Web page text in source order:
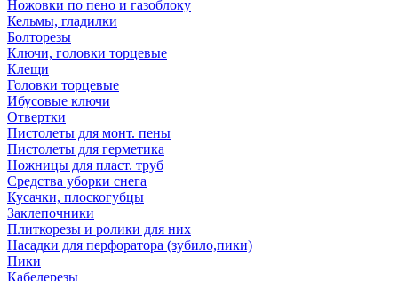
Ножовки по пено и газоблоку
Кельмы, гладилки
Болторезы
Ключи, головки торцевые
Клещи
Головки торцевые
Ибусовые ключи
Отвертки
Пистолеты для монт. пены
Пистолеты для герметика
Ножницы для пласт. труб
Средства уборки снега
Кусачки, плоскогубцы
Заклепочники
Плиткорезы и ролики для них
Насадки для перфоратора (зубило,пики)
Пики
Кабелерезы